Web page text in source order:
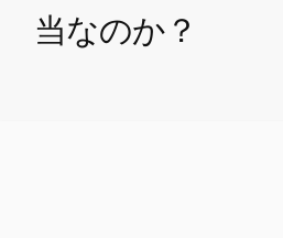
当なのか？